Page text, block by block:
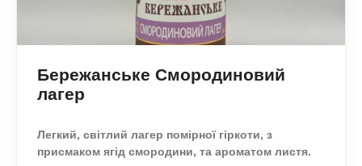
Бережанське Смородиновий
лагер
Легкий, світлий лагер помірної гіркоти, з
присмаком ягід смородини, та ароматом листя.